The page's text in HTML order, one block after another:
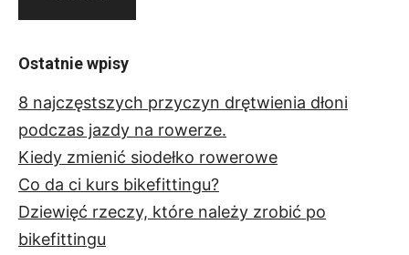
Ostatnie wpisy
8 najczęstszych przyczyn drętwienia dłoni
podczas jazdy na rowerze.
Kiedy zmienić siodełko rowerowe
Co da ci kurs bikefittingu?
Dziewięć rzeczy, które należy zrobić po
bikefittingu